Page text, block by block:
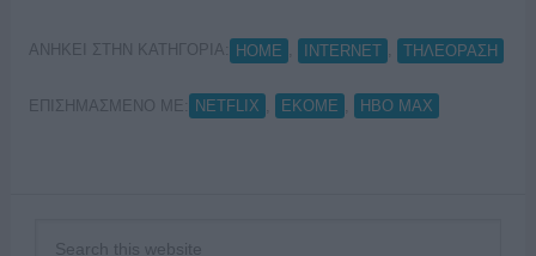
ΑΝΗΚΕΙ ΣΤΗΝ ΚΑΤΗΓΟΡΙΑ: HOME INTERNET ΤΗΛΕΟΡΑΣΗ
ΕΠΙΣΗΜΑΣΜΕΝΟ ΜΕ: NETFLIX ΕΚΟΜΕ ΗΒΟ MAX